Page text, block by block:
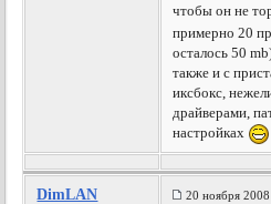
чтобы он не
примерно 20
осталось 50
также и с
иксбокс,
драйверами,
настройках
DimLAN 20 ноября